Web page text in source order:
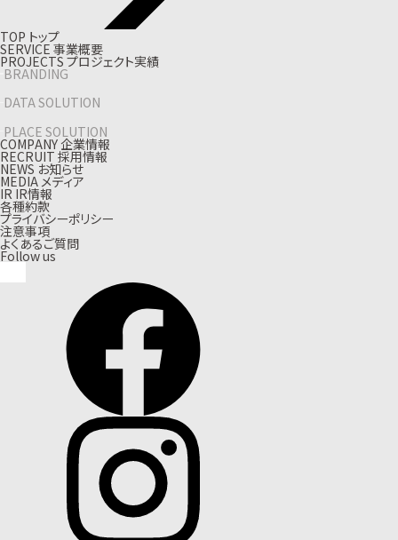
TOP トップ
SERVICE 事業概要
PROJECTS プロジェクト実績
BRANDING
DATA SOLUTION
PLACE SOLUTION
COMPANY企業情報
RECRUIT 採用情報
NEWS お知らせ
MEDIA メディア
IR IR情報
各種約款
プライバシーポリシー
注意事項
よくあるご質問
Follow us